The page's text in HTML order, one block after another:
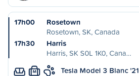
17h00
Rosetown
Rosetown, SK, Canada
17h30
Harris
Harris, SK S0L 1K0, Cana…
M Tesla Model 3 Blanc '21